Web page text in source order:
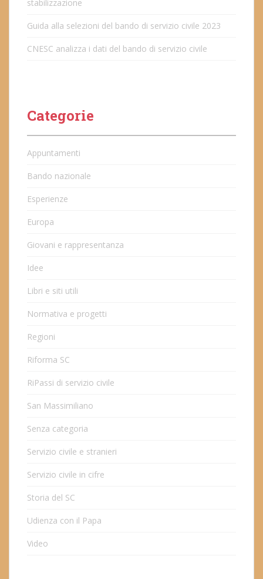
stabilizzazione
Guida alla selezioni del bando di servizio civile 2023
CNESC analizza i dati del bando di servizio civile
Categorie
Appuntamenti
Bando nazionale
Esperienze
Europa
Giovani e rappresentanza
Idee
Libri e siti utili
Normativa e progetti
Regioni
Riforma SC
RiPassi di servizio civile
San Massimiliano
Senza categoria
Servizio civile e stranieri
Servizio civile in cifre
Storia del SC
Udienza con il Papa
Video